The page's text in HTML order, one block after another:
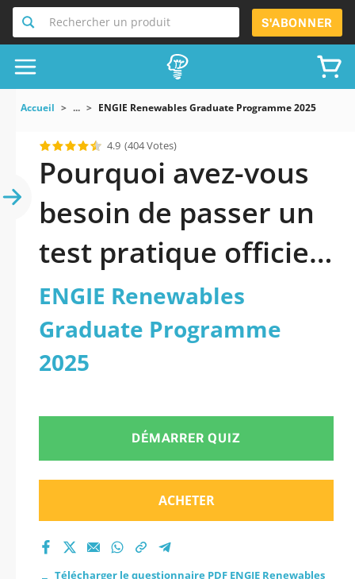
Rechercher un produit S'ABONNER
Accueil ... ENGIE Renewables Graduate Programme 2025
4.9 (404 Votes)
Pourquoi avez-vous
besoin de passer un
test pratique officiel
mis à jour de ENGIE
Renewables
Graduate
Programme 2025
2026 ?
ENGIE Renewables
Graduate Programme
2025
DÉMARRER QUIZ
ACHETER
Télécharger le questionnaire PDF ENGIE Renewables